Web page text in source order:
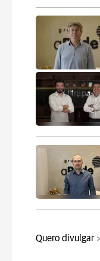
Quero divulgar